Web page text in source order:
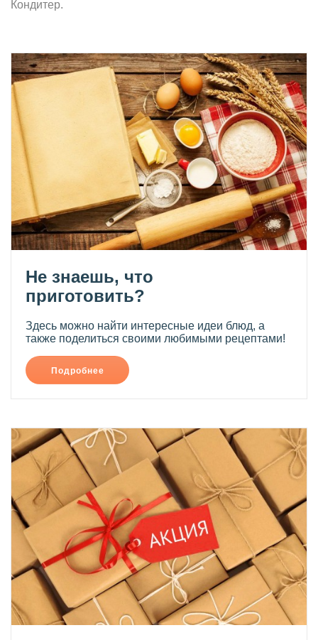
Кондитер.
Не знаешь, что
приготовить?
Здесь можно найти интересные идеи блюд, а
также поделиться своими любимыми рецептами!
Подробнее